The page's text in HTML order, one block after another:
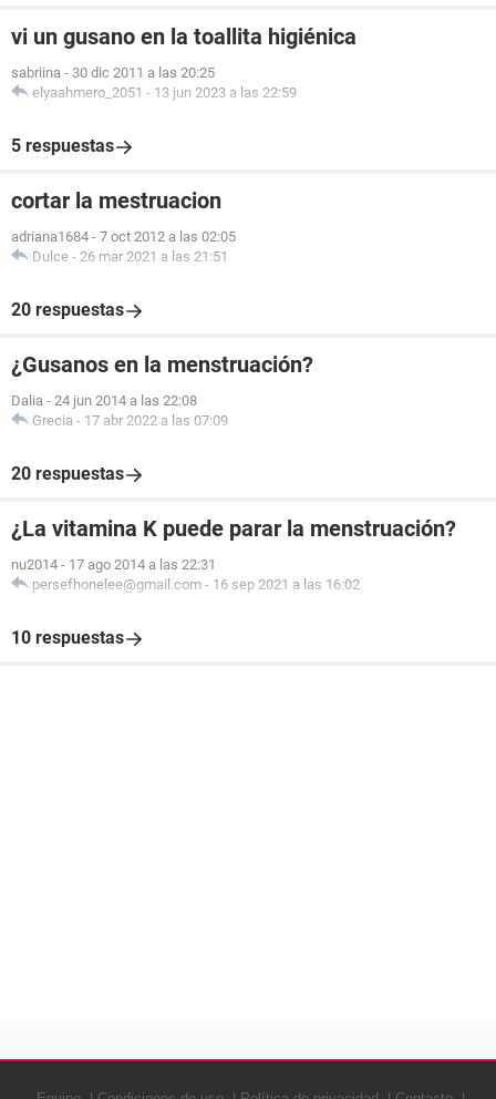
vi un gusano en la toallita higiénica
sabriina - 30 dic 2011 a las 20:25
elyaahmero_2051 - 13 jun 2023 a las 22:59
5 respuestas
cortar la mestruacion
adriana1684 - 7 oct 2012 a las 02:05
Dulce - 26 mar 2021 a las 21:51
20 respuestas
¿Gusanos en la menstruación?
Dalia - 24 jun 2014 a las 22:08
Grecia - 17 abr 2022 a las 07:09
20 respuestas
¿La vitamina K puede parar la menstruación?
nu2014 - 17 ago 2014 a las 22:31
persefhonelee@gmail.com - 16 sep 2021 a las 16:02
10 respuestas